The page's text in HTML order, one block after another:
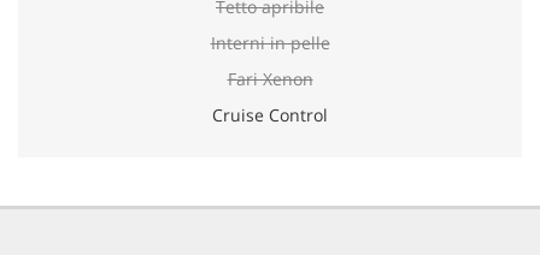
Tetto apribile
Interni in pelle
Fari Xenon
Cruise Control